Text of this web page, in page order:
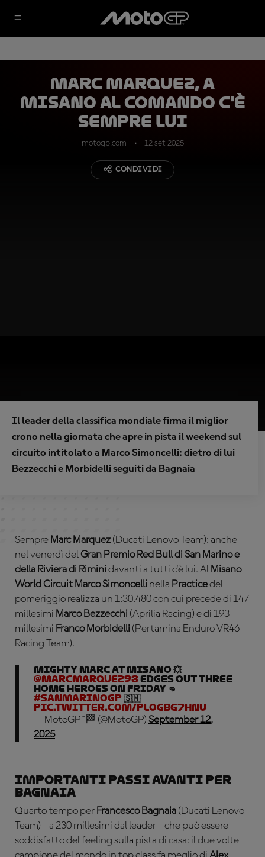
Marc Marquez, a
Misano al comando c'è
sempre lui
motogp.com 12 set 2025
CONDIVIDI
Il leader della classifica mondiale firma il miglior
crono nella giornata che apre in pista il weekend sul
circuito intitolato a Marco Simoncelli: dietro di lui
Bezzecchi e Morbidelli seguiti da Bagnaia
Sempre Marc Marquez (Ducati Lenovo Team): anche
nel venerdì del Gran Premio Red Bull di San Marino e
della Riviera di Rimini davanti a tutti c'è lui. Al Misano
World Circuit Marco Simoncelli nella Practicedel
pomeriggio realizza un 1:30.480 con cui precede di 147
millesimi Marco Bezzecchi (Aprilia Racing) e di 193
millesimi Franco Morbidelli (Pertamina Enduro VR46
Racing Team).
Mighty Marc at Misano 💥
@marcmarquez93 edges out three
home heroes on Friday 👊
#SanMarinoGP 🇸🇲
pic.twitter.com/PLOGbg7HnU
— MotoGP™🏁 (@MotoGP) September 12,
2025
Importanti passi avanti per
Bagnaia
Quarto tempo per Francesco Bagnaia (Ducati Lenovo
Team) - a 230 millesimi dal leader - che può essere
soddisfatto del feeling sulla pista di casa: il due volte